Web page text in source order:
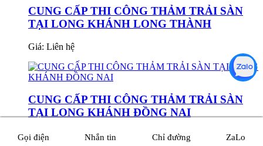
CUNG CẤP THI CÔNG THẢM TRẢI SÀN
TẠI LONG KHÁNH LONG THÀNH
Giá: Liên hệ
CUNG CẤP THI CÔNG THẢM TRẢI SÀN
TẠI LONG KHÁNH ĐỒNG NAI
Giá:Liên hệ
Gọi điện Nhắn tin Chỉ đường ZaLo